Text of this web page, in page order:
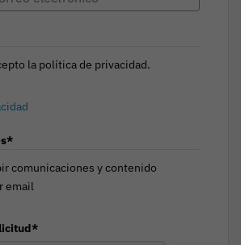
la política de privacidad.
comunicaciones y contenido
email